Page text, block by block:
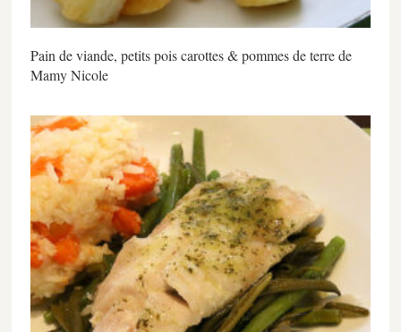
Pain de viande, petits pois carottes & pommes de terre de
Mamy Nicole